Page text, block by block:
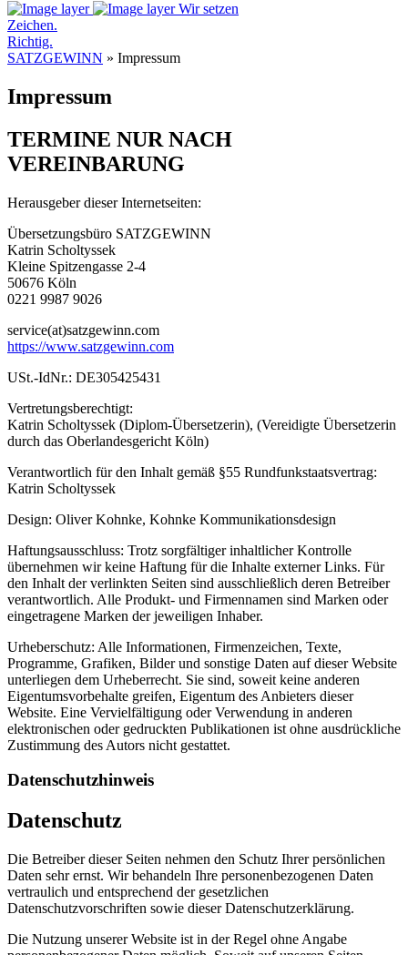
Wir setzen
Zeichen.
Richtig.
SATZGEWINN » Impressum
Impressum
TERMINE NUR NACH
VEREINBARUNG
Herausgeber dieser Internetseiten:
Übersetzungsbüro SATZGEWINN
Katrin Scholtyssek
Kleine Spitzengasse 2-4
50676 Köln
0221 9987 9026
service(at)satzgewinn.com
https://www.satzgewinn.com
USt.-IdNr.: DE305425431
Vertretungsberechtigt:
Katrin Scholtyssek (Diplom-Übersetzerin), (Vereidigte Übersetzerin
durch das Oberlandesgericht Köln)
Verantwortlich für den Inhalt gemäß §55 Rundfunkstaatsvertrag:
Katrin Scholtyssek
Design: Oliver Kohnke, Kohnke Kommunikationsdesign
Haftungsausschluss: Trotz sorgfältiger inhaltlicher Kontrolle
übernehmen wir keine Haftung für die Inhalte externer Links. Für
den Inhalt der verlinkten Seiten sind ausschließlich deren Betreiber
verantwortlich. Alle Produkt- und Firmennamen sind Marken oder
eingetragene Marken der jeweiligen Inhaber.
Urheberschutz: Alle Informationen, Firmenzeichen, Texte,
Programme, Grafiken, Bilder und sonstige Daten auf dieser Website
unterliegen dem Urheberrecht. Sie sind, soweit keine anderen
Eigentumsvorbehalte greifen, Eigentum des Anbieters dieser
Website. Eine Vervielfältigung oder Verwendung in anderen
elektronischen oder gedruckten Publikationen ist ohne ausdrückliche
Zustimmung des Autors nicht gestattet.
Datenschutzhinweis
Datenschutz
Die Betreiber dieser Seiten nehmen den Schutz Ihrer persönlichen
Daten sehr ernst. Wir behandeln Ihre personenbezogenen Daten
vertraulich und entsprechend der gesetzlichen
Datenschutzvorschriften sowie dieser Datenschutzerklärung.
Die Nutzung unserer Website ist in der Regel ohne Angabe